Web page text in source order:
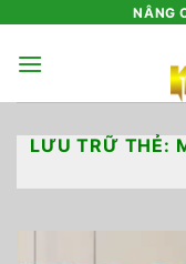
nội
NÂNG
LƯU TRỮ THẺ: